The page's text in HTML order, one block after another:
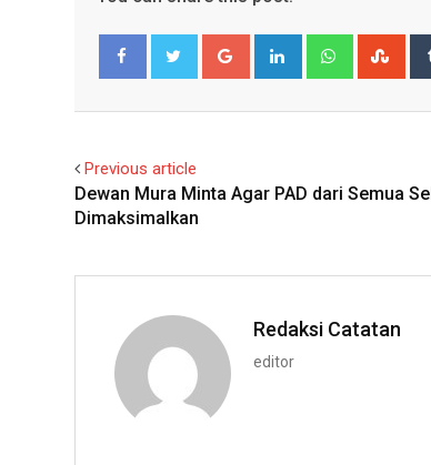
Google+ LinkedIn Whatsapp
Previous article
Dewan Mura Minta Agar PAD dari Semua
Dimaksimalkan
Redaksi Catatan
editor